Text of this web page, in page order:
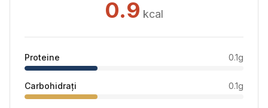
0.9 kcal
Proteine 0.1g
Carbohidrați 0.1g